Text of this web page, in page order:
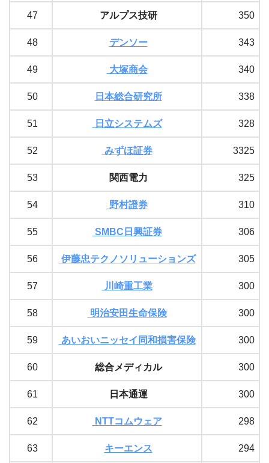
47 アルプス技研 350
48 デンソー 343
49 大塚商会 340
50 日本総合研究所 338
51 日立システムズ 328
52 みずほ証券 3325
53 関西電力 325
54 野村證券 310
55 SMBC日興証券 306
56 伊藤忠テクノソリューションズ 305
57 川崎重工業 300
58 明治安田生命保険 300
59 あいおいニッセイ同和損害保険 300
60 総合メディカル 300
61 日本通運 300
62 NTTコムウェア 298
63 キーエンス 294